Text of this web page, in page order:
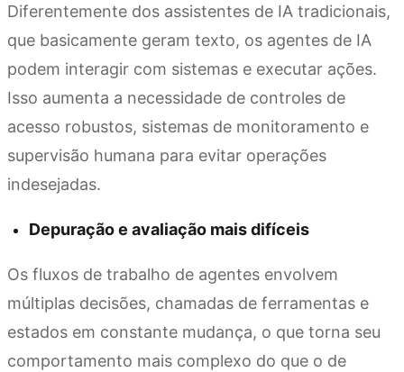
Diferentemente dos assistentes de IA tradicionais,
que basicamente geram texto, os agentes de IA
podem interagir com sistemas e executar ações.
Isso aumenta a necessidade de controles de
acesso robustos, sistemas de monitoramento e
supervisão humana para evitar operações
indesejadas.
Depuração e avaliação mais difíceis
Os fluxos de trabalho de agentes envolvem
múltiplas decisões, chamadas de ferramentas e
estados em constante mudança, o que torna seu
comportamento mais complexo do que o de